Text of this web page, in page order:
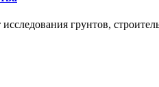
грунтов,